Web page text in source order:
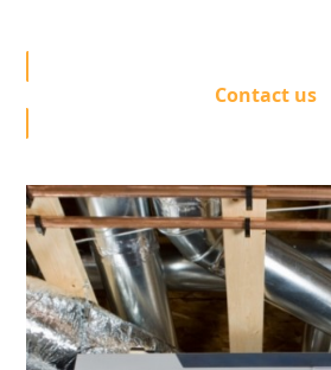
Contact us